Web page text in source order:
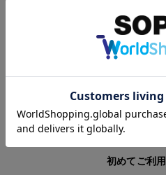
楽天IDをお持ちで、当
お持ちでないお客
会員登録いた
初めてご利